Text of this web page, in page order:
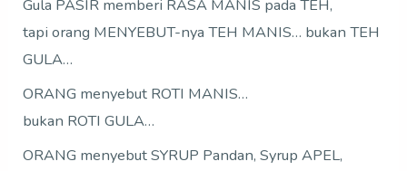
Gula PASIR memberi RASA MANIS pada TEH,
tapi orang MENYEBUT-nya TEH MANIS… bukan TEH
GULA…
ORANG menyebut ROTI MANIS…
bukan ROTI GULA…
ORANG menyebut SYRUP Pandan, Syrup APEL,